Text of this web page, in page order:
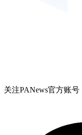
关注PANews官方账